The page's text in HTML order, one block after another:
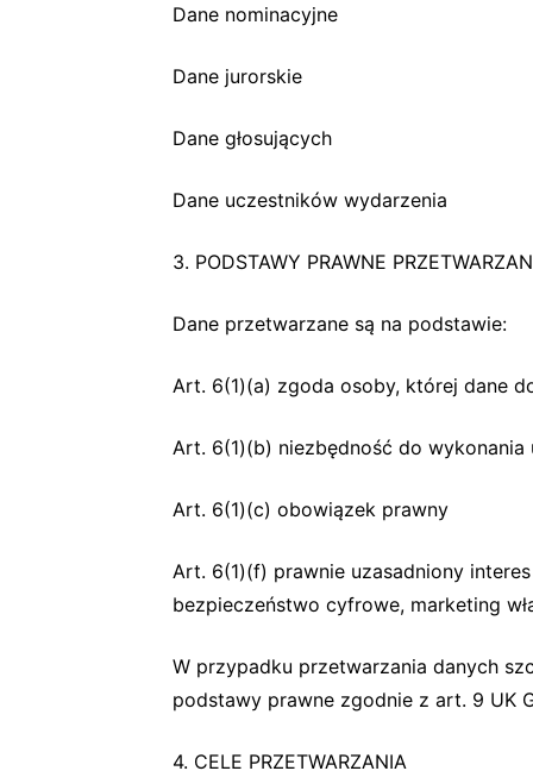
Dane nominacyjne
Dane jurorskie
Dane głosujących
Dane uczestników wydarzenia
3. PODSTAWY PRAWNE
Dane przetwarzane są na podstawie:
Art. 6(1)(a) zgoda osoby, której dane
Art. 6(1)(b) niezbędność do
Art. 6(1)(c) obowiązek prawny
Art. 6(1)(f) prawnie uzasadniony
bezpieczeństwo cyfrowe, marketing
W przypadku przetwarzania danych
podstawy prawne zgodnie z art. 9 UK
4. CELE PRZETWARZANIA